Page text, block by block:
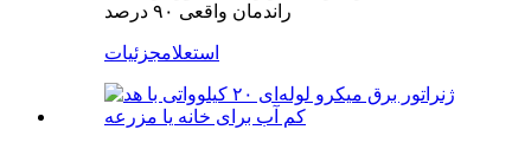
راندمان واقعی ۹۰ درصد
استعلامجزئیات